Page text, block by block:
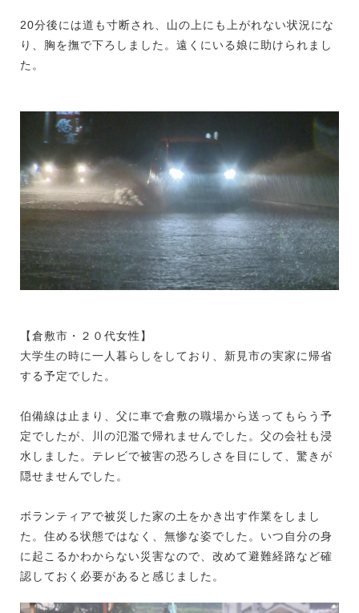
20分後には道も寸断され、山の上にも上がれない状況にな
り、胸を撫で下ろしました。遠くにいる娘に助けられまし
た。
【倉敷市・２０代女性】
大学生の時に一人暮らしをしており、新見市の実家に帰省
する予定でした。
伯備線は止まり、父に車で倉敷の職場から送ってもらう予
定でしたが、川の氾濫で帰れませんでした。父の会社も浸
水しました。テレビで被害の恐ろしさを目にして、驚きが
隠せませんでした。
ボランティアで被災した家の土をかき出す作業をしまし
た。住める状態ではなく、無惨な姿でした。いつ自分の身
に起こるかわからない災害なので、改めて避難経路など確
認しておく必要があると感じました。